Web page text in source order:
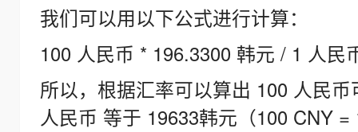
我们可以用以下公式进行计算：
100 人民币 * 196.3300 韩元 / 1 人民
所以，根据汇率可以算出 100 人民
人民币 等于 19633韩元（100 CNY =